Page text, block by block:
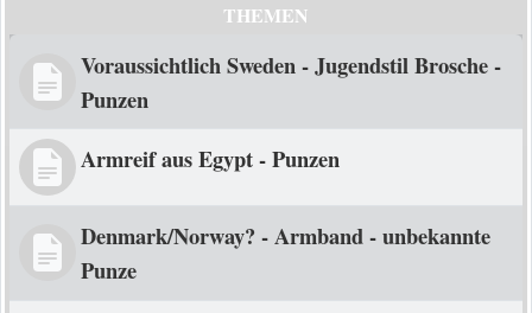
THEMEN
Voraussichtlich Sweden - Jugendstil Brosche -
Punzen
Armreif aus Egypt - Punzen
Denmark/Norway? - Armband - unbekannte
Punze